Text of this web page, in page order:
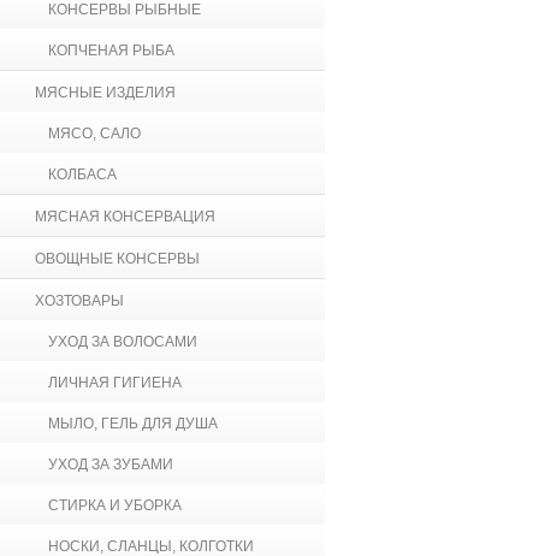
КОНСЕРВЫ РЫБНЫЕ
КОПЧЕНАЯ РЫБА
МЯСНЫЕ ИЗДЕЛИЯ
МЯСО, САЛО
КОЛБАСА
МЯСНАЯ КОНСЕРВАЦИЯ
ОВОЩНЫЕ КОНСЕРВЫ
ХОЗТОВАРЫ
УХОД ЗА ВОЛОСАМИ
ЛИЧНАЯ ГИГИЕНА
МЫЛО, ГЕЛЬ ДЛЯ ДУША
УХОД ЗА ЗУБАМИ
СТИРКА И УБОРКА
НОСКИ, СЛАНЦЫ, КОЛГОТКИ